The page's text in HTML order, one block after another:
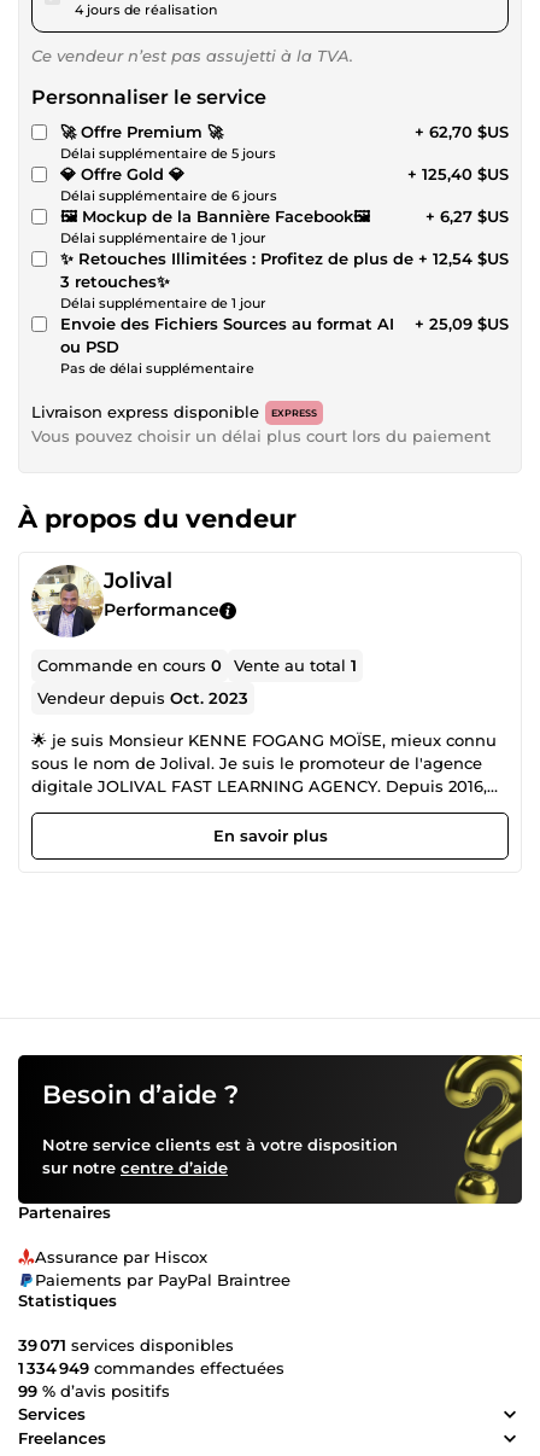
4 jours de réalisation
Ce vendeur n’est pas assujetti à la TVA.
Personnaliser le service
🚀 Offre Premium 🚀
Délai supplémentaire de 5 jours
+ 62,70 $US
💎 Offre Gold 💎
Délai supplémentaire de 6 jours
+ 125,40 $US
🖼️ Mockup de la Bannière Facebook🖼️
Délai supplémentaire de 1 jour
+ 6,27 $US
✨ Retouches Illimitées : Profitez de plus de
3 retouches✨
Délai supplémentaire de 1 jour
+ 12,54 $US
Envoie des Fichiers Sources au format AI
ou PSD
Pas de délai supplémentaire
+ 25,09 $US
Livraison express disponible EXPRESS
Vous pouvez choisir un délai plus court lors du paiement
À propos du vendeur
Jolival
Performance
Commande en cours0 Vente au total1
Vendeur depuisOct. 2023
🌟 je suis Monsieur KENNE FOGANG MOÏSE, mieux connu
sous le nom de Jolival. Je suis le promoteur de l'agence
digitale JOLIVAL FAST LEARNING AGENCY. Depuis 2016,
notre agence se démarque dans le domaine du
numérique, offrant une gamme de services spécialisés et
sur mesure. 🎨 En tant que promoteur, je suis fier de
activités. Avec notre expertise en community management
et en publicité Facebook, nous boostons votre présence en
ligne et engageons efficacement votre public cible. 📚
Notre passion pour le partage de connaissances se reflète
dans nos formations. Que vous souhaitiez maîtriser
Alibaba, WordPress ou la publicité sur Facebook, nos
programmes sont conçus pour vous propulser vers le
succès. 🔑 Ce qui nous rend unique ? Notre engagement à
projet est unique, et notre objectif est de toujours
dépasser vos attentes. 🕒 Disponibles 7 jours sur 7, nous
sommes là pour répondre à tous vos besoins en matière
de digital. Nous ne nous contentons pas de livrer des
projets, nous bâtissons des relations durables et de
confiance avec chacun de nos clients. ✨ Chez JOLIVAL
FAST LEARNING AGENCY, votre vision devient notre
mission. Contactez-nous dès aujourd'hui et ensemble,
En savoir plus
Besoin d’aide ?
Notre service clients est à votre disposition
sur notre centre d’aide
Partenaires
Assurance par Hiscox
Paiements par PayPal Braintree
Statistiques
39 071 services disponibles
1 334 949 commandes effectuées
99 % d’avis positifs
Services
Freelances